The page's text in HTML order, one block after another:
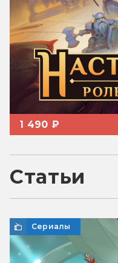
1 490 ₽
Статьи
Сериалы